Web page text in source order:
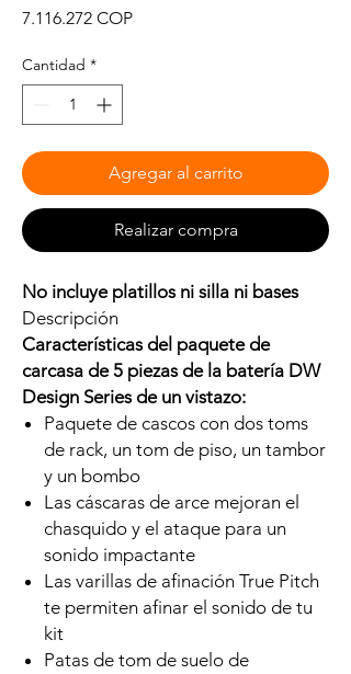
7.116.272 COPPrecio
Cantidad *
Agregar al carrito
Realizar compra
No incluye platillos ni silla ni bases
Descripción
Características del paquete de
carcasa de 5 piezas de la batería DW
Design Series de un vistazo:
Paquete de cascos con dos toms
de rack, un tom de piso, un tambor
y un bombo
Las cáscaras de arce mejoran el
chasquido y el ataque para un
sonido impactante
Las varillas de afinación True Pitch
te permiten afinar el sonido de tu
kit
Patas de tom de suelo de